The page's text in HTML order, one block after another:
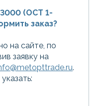
(ОСТ 1-
заказ?
на сайте, по
заявку на
.